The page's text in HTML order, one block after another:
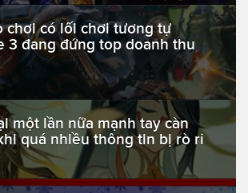
chơi có lối chơi tương tự
3 đang đứng top doanh thu
một lần nữa mạnh tay càn
quá nhiều thông tin bị rò rỉ